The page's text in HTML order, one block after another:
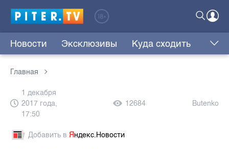
Новости Эксклюзивы Куда сходить
Главная
1 декабря
2017 года,
17:50
12684 Butenko
Добавить в Яндекс.Новости